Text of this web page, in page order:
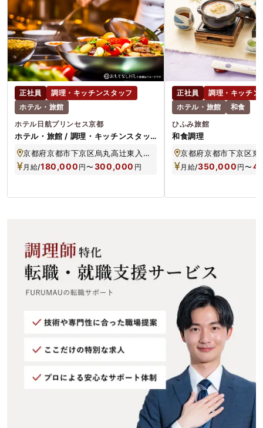
正社員
調理・キッチンスタッフ
ホテル・旅館
ホテル日航プリンセス京都
ホテル・旅館 / 調理・キッチンスタッ
フ / 正社員
京都府京都市下京区烏丸高辻東入高橋町630
月給/180,000 円〜300,000 円
正社員
調理・キッチン
ホテル・旅館
和食
ひふみ旅館
和食調理
月給/350,000 円〜